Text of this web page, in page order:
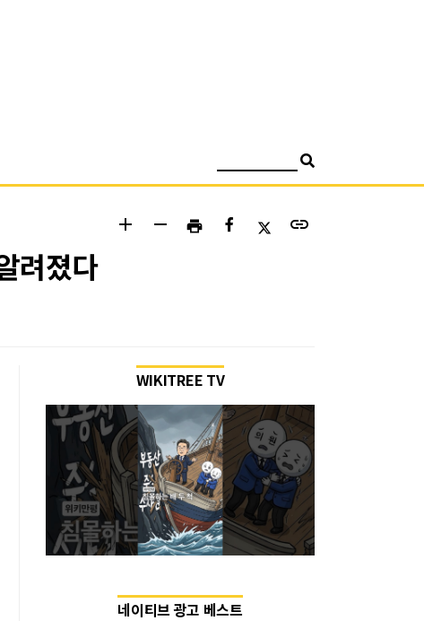
add remove print link
려졌다
WIKITREE TV
네이티브 광고 베스트